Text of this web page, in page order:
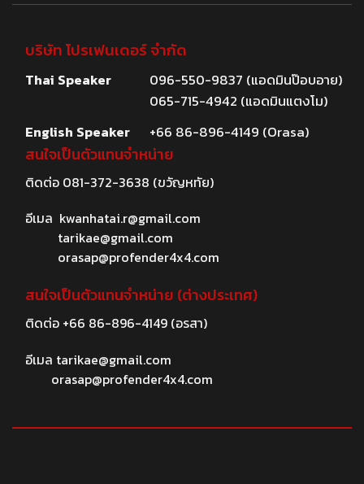
บริษัท โปรเฟนเดอร์ จำกัด
Thai Speaker
096-550-9837 (แอดมินป๊อบอาย)
065-715-4942 (แอดมินแตงโม)
English Speaker
+66 86-896-4149 (Orasa)
สนใจเป็นตัวแทนจำหน่าย
ติดต่อ 081-372-3638 (ขวัญหทัย)
อีเมล kwanhatai.r@gmail.com
tarikae@gmail.com
orasap@profender4x4.com
สนใจเป็นตัวแทนจำหน่าย (ต่างประเทศ)
ติดต่อ +66 86-896-4149(อรสา)
อีเมล tarikae@gmail.com
orasap@profender4x4.com